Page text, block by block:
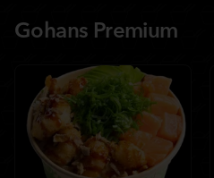
Gohans Premium